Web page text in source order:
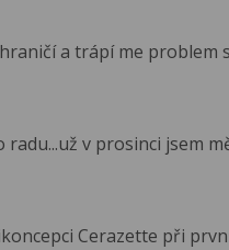
a trápí me problem
v prosinci jsem
Cerazette při